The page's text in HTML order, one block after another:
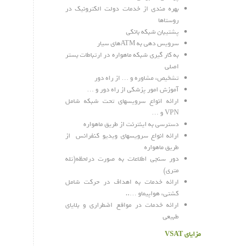
بهره مندی از خدمات دولت الکترونیک در
روستاها
پشتیبان شبکه بانکی
سرویس دهی به ATMهای سیار
به کار گیری شبکه ماهواره در ارتباطات بستر
اصلی
تشخیص، مشاوره و … از راه دور
آموزش امور پزشکی از راه دور و …
ارائه انواع سرویسهای تحت شبکه شامل
VPN و …
دسترسی به اینترنت از طریق ماهواره
ارائه انواع سرویسهای ویدیو کنفرانس از
طریق ماهواره
دور سنجی اطلاعات به صورت درلحظه(تله
متری)
ارائه خدمات به اهداف در حرکت شامل
کشتی، هواپیماو …..
ارائه خدمات در مواقع اضطراری و بلایای
طبیعی
مزایایVSAT